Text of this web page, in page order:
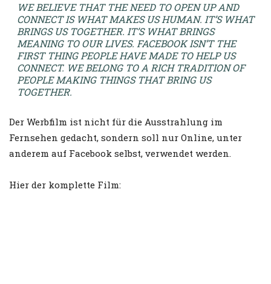
WE BELIEVE THAT THE NEED TO OPEN UP AND
CONNECT IS WHAT MAKES US HUMAN. IT’S WHAT
BRINGS US TOGETHER. IT’S WHAT BRINGS
MEANING TO OUR LIVES. FACEBOOK ISN’T THE
FIRST THING PEOPLE HAVE MADE TO HELP US
CONNECT. WE BELONG TO A RICH TRADITION OF
PEOPLE MAKING THINGS THAT BRING US
TOGETHER.
Der Werbfilm ist nicht für die Ausstrahlung im
Fernsehen gedacht, sondern soll nur Online, unter
anderem auf Facebook selbst, verwendet werden.
Hier der komplette Film: